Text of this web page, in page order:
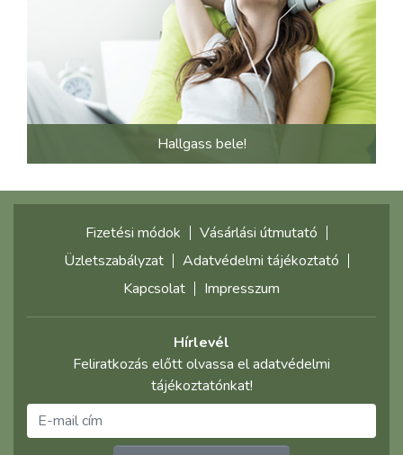
Hallgass bele!
Fizetési módok
Vásárlási útmutató
Üzletszabályzat
Adatvédelmi tájékoztató
Kapcsolat
Impresszum
Hírlevél
Feliratkozás előtt olvassa el adatvédelmi
tájékoztatónkat!